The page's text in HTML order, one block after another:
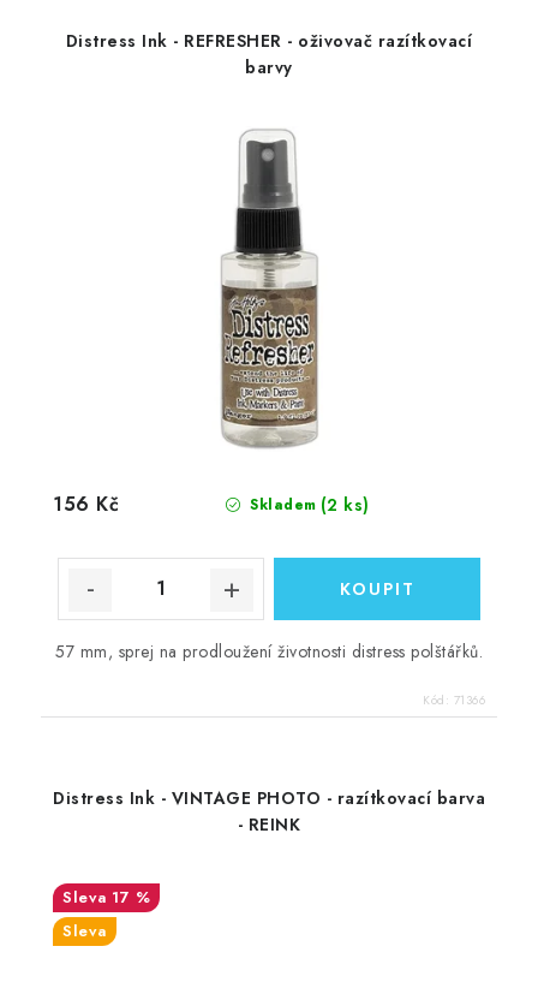
Distress Ink - REFRESHER - oživovač razítkovací
barvy
Skladem (2 ks)
156 Kč
57 mm, sprej na prodloužení životnosti distress polštářků.
Kód: 71366
Distress Ink - VINTAGE PHOTO - razítkovací barva
- REINK
17 %
Sleva